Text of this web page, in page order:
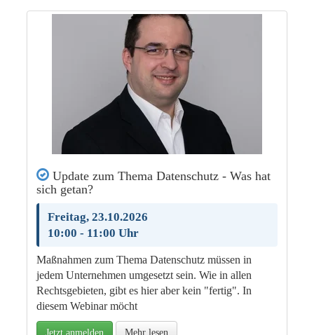
Update zum Thema Datenschutz - Was hat
sich getan?
Freitag, 23.10.2026
10:00 - 11:00 Uhr
Maßnahmen zum Thema Datenschutz müssen in
jedem Unternehmen umgesetzt sein. Wie in allen
Rechtsgebieten, gibt es hier aber kein "fertig". In
diesem Webinar möcht
Jetzt anmelden Mehr lesen